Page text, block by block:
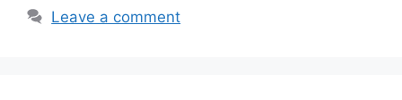
Leave a comment